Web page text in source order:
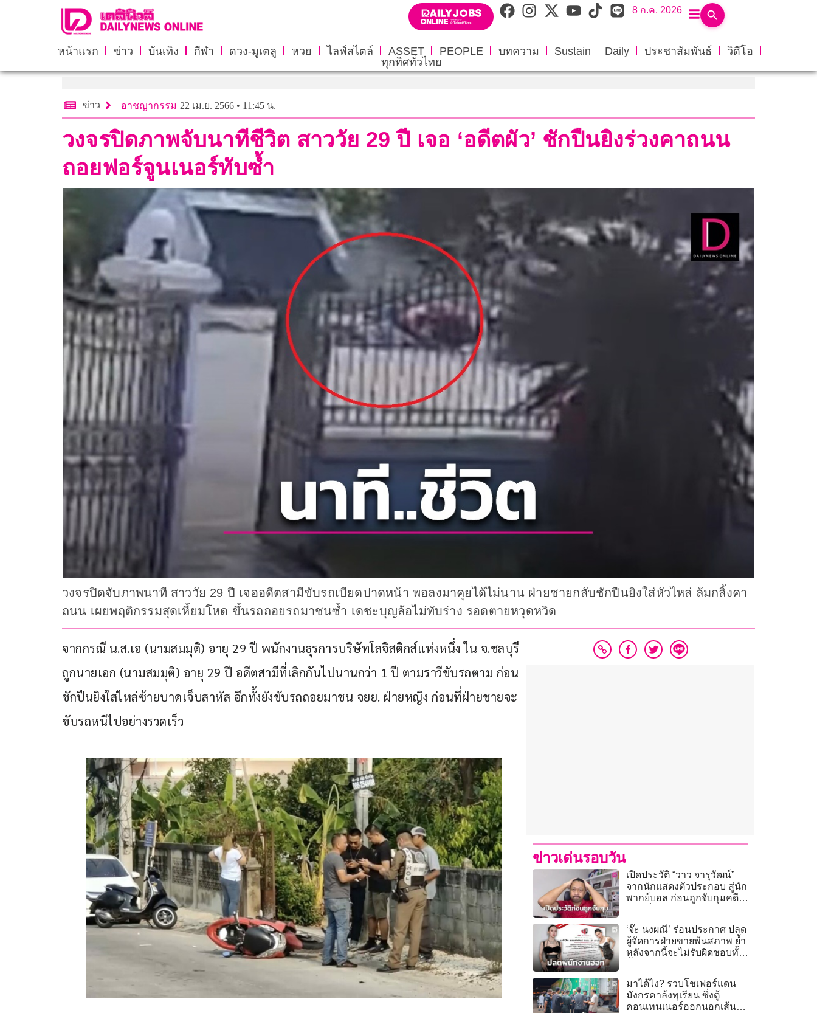
8 ก.ค. 2026
หน้าแรก ข่าว บันเทิง กีฬา ดวง-มูเตลู หวย ไลฟ์สไตล์ ASSET PEOPLE บทความ Sustain Daily ประชาสัมพันธ์
วิดีโอ
ทุกทิศทั่วไทย
ข่าว อาชญากรรม 22 เม.ย. 2566 • 11:45 น.
วงจรปิดภาพจับนาทีชีวิต สาววัย 29 ปี เจอ ‘อดีตผัว’ ชักปืนยิงร่วงคาถนน
ถอยฟอร์จูนเนอร์ทับซ้ำ
วงจรปิดจับภาพนาที สาววัย 29 ปี เจออดีตสามีขับรถเบียดปาดหน้า พอลงมาคุยได้ไม่นาน ฝ่ายชายกลับชักปืนยิงใส่หัวไหล่ ล้มกลิ้งคา
ถนน เผยพฤติกรรมสุดเหี้ยมโหด ขึ้นรถถอยรถมาชนซ้ำ เดชะบุญล้อไม่ทับร่าง รอดตายหวุดหวิด
จากกรณี น.ส.เอ (นามสมมุติ) อายุ 29 ปี พนักงานธุรการบริษัทโลจิสติกส์แห่งหนึ่ง ใน จ.ชลบุรี
ถูกนายเอก (นามสมมุติ) อายุ 29 ปี อดีตสามีที่เลิกกันไปนานกว่า 1 ปี ตามราวีขับรถตาม ก่อน
ชักปืนยิงใส่ไหล่ซ้ายบาดเจ็บสาหัส อีกทั้งยังขับรถถอยมาชน จยย. ฝ่ายหญิง ก่อนที่ฝ่ายชายจะ
ขับรถหนีไปอย่างรวดเร็ว
ข่าวเด่นรอบวัน
เปิดประวัติ “วาว จารุวัฒน์”
จากนักแสดงตัวประกอบ สู่นัก
พากย์บอล ก่อนถูกจับกุมคดี
‘จ๊ะ นงผณี’ ร่อนประกาศ ปลด
ผู้จัดการฝ่ายขายพ้นสภาพ ย้ำ
หลังจากนี้จะไม่รับผิดชอบทั้ง
มาได้ไง? รวบโชเฟอร์แดน
มังกรคาล้งทุเรียน ซิ่งตู้
คอนเทนเนอร์ออกนอกเส้น